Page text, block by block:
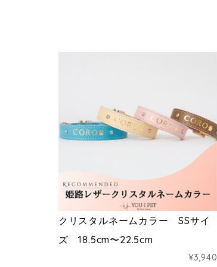
クリスタルネームカラー SSサイ
ズ 18.5cm〜22.5cm
¥3,940